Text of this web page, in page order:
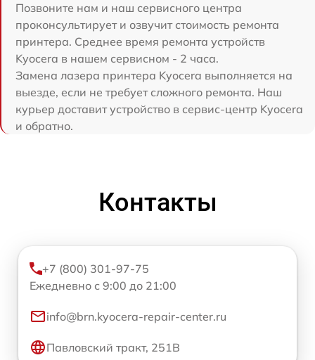
Позвоните нам и наш сервисного центра
проконсультирует и озвучит стоимость ремонта
принтера. Среднее время ремонта устройств
Kyocera в нашем сервисном - 2 часа.
Замена лазера принтера Kyocera выполняется на
выезде, если не требует сложного ремонта. Наш
курьер доставит устройство в сервис-центр Kyocera
и обратно.
Контакты
+7 (800) 301-97-75
Ежедневно с 9:00 до 21:00
info@brn.kyocera-repair-center.ru
Павловский тракт, 251В